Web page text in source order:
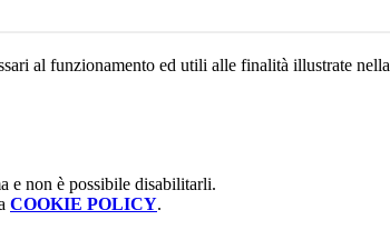
al funzionamento ed utili alle finalità illustrate nella
e non è possibile disabilitarli.
COOKIE POLICY.